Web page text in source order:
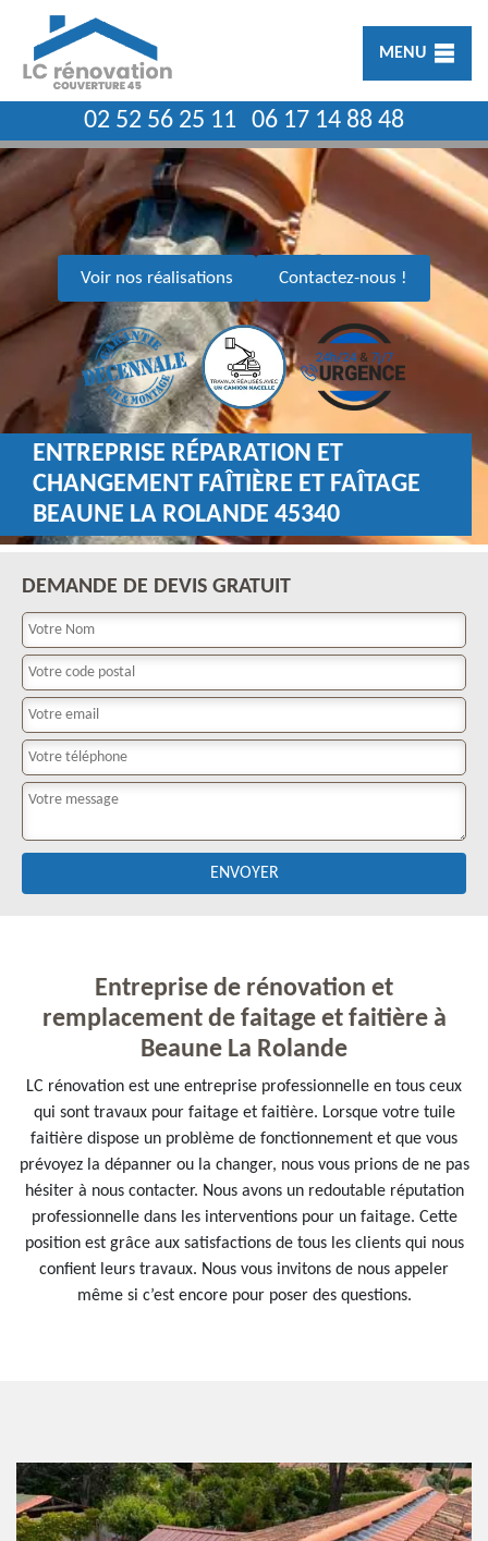
MENU
02 52 56 25 11 06 17 14 88 48
Voir nos réalisations Contactez-nous !
ENTREPRISE RÉPARATION ET
CHANGEMENT FAÎTIÈRE ET FAÎTAGE
BEAUNE LA ROLANDE 45340
DEMANDE DE DEVIS GRATUIT
Entreprise de rénovation et
remplacement de faitage et faitière à
Beaune La Rolande
LC rénovation est une entreprise professionnelle en tous ceux
qui sont travaux pour faitage et faitière. Lorsque votre tuile
faitière dispose un problème de fonctionnement et que vous
prévoyez la dépanner ou la changer, nous vous prions de ne pas
hésiter à nous contacter. Nous avons un redoutable réputation
professionnelle dans les interventions pour un faitage. Cette
position est grâce aux satisfactions de tous les clients qui nous
confient leurs travaux. Nous vous invitons de nous appeler
même si c’est encore pour poser des questions.